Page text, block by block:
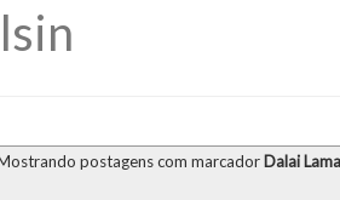
postagens com marcador Dalai